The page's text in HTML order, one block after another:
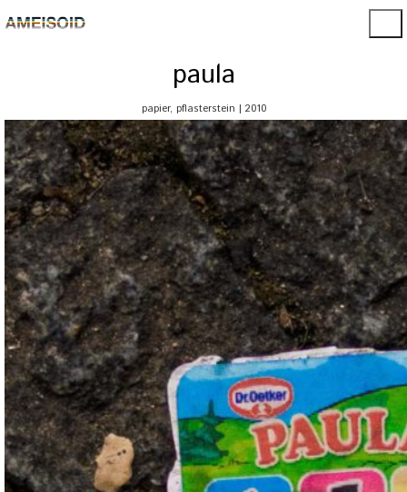
paula
papier, pflasterstein | 2010